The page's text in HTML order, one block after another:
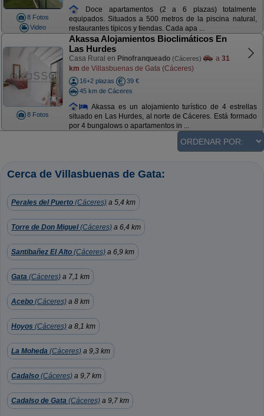
8 Fotos
Video
Doce apartamentos (2 a 6 plazas) totalmente
equipados. Situados a 500 metros de la piscina natural,
restaurantes típicos y tiendas. Cada apa ...
8 Fotos
Akassa Alojamientos Bioclimáticos En
Las Hurdes
Casa Rural en Pinofranqueado (Cáceres) a 31
km de Villasbuenas de Gata (Cáceres)
16+2 plazas
39 €
45 km de Cáceres
Akassa es un alojamiento turístico de 4 estrellas
situado en Las Hurdes, al norte de Cáceres. Está formado
por 4 bungalows o apartamentos in ...
Cerca de Villasbuenas de Gata:
Perales del Puerto (Cáceres) a 5,4 km
Torre de Don Miguel(Cáceres) a 6,4 km
Santibañez El Alto (Cáceres) a 6,9 km
Gata (Cáceres) a 7,1 km
Acebo (Cáceres) a 8 km
Hoyos (Cáceres) a 8,1 km
La Moheda (Cáceres) a 9,3 km
Cadalso (Cáceres) a 9,7 km
Cadalso de Gata (Cáceres) a 9,7 km